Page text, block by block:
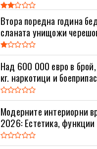
Втора поредна година
сланата унищожи
Над 600 000 евро в
кг. наркотици и
Модерните интериорни
2026: Естетика, функции